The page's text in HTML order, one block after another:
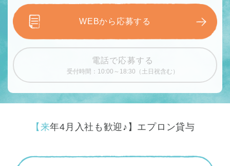
WEBから応募する
電話で応募する
受付時間：10:00～18:30（土日祝含む）
【来年4月入社も歓迎♪】エプロン貸与